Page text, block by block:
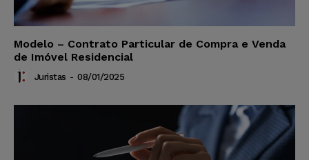
Modelo – Contrato Particular de Compra e Venda
de Imóvel Residencial
Juristas - 08/01/2025